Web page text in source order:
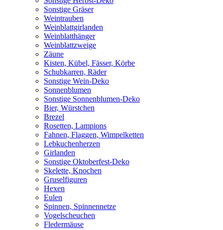
Sonstige Gräser
Weintrauben
Weinblattgirlanden
Weinblatthänger
Weinblattzweige
Zäune
Kisten, Kübel, Fässer, Körbe
Schubkarren, Räder
Sonstige Wein-Deko
Sonnenblumen
Sonstige Sonnenblumen-Deko
Bier, Würstchen
Brezel
Rosetten, Lampions
Fahnen, Flaggen, Wimpelketten
Lebkuchenherzen
Girlanden
Sonstige Oktoberfest-Deko
Skelette, Knochen
Gruselfiguren
Hexen
Eulen
Spinnen, Spinnennetze
Vogelscheuchen
Fledermäuse